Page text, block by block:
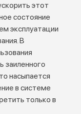
этот
состояние
эксплуатации
В
заиленного
насыпается
в системе
только в